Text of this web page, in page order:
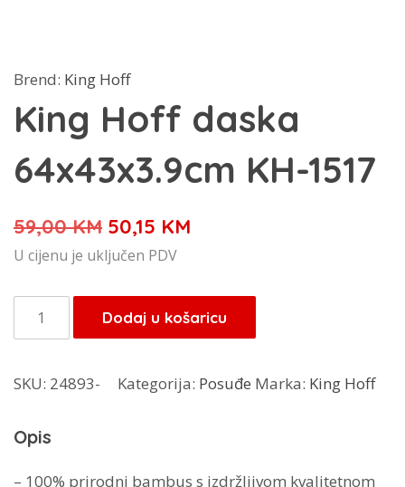
Brend: King Hoff
King Hoff daska
64x43x3.9cm KH-1517
59,00KM Izvorna
cijena
je:
59,00 KM.
50,15 KM
50,15 KM.
U cijenu je uključen PDV
King
Hoff
64x43x3.9cm
1517
količina
Dodaj u košaricu
SKU: 24893- Kategorija: Posuđe Marka: King Hoff
Opis
– 100% prirodni bambus s izdržljivom kvalitetnom